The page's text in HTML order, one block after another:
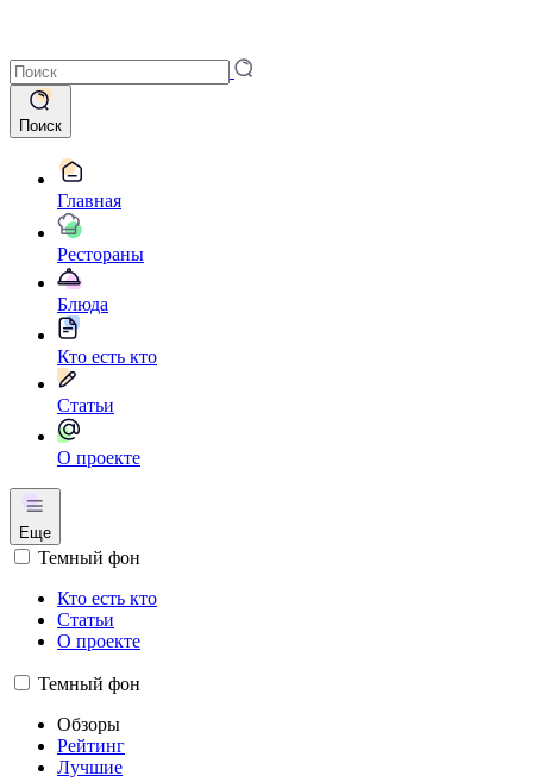
Поиск
Главная
Рестораны
Блюда
Кто есть кто
Статьи
О проекте
Еще
Темный фон
Кто есть кто
Статьи
О проекте
Темный фон
Обзоры
Рейтинг
Лучшие